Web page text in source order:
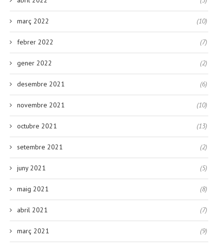
març 2022 (10)
febrer 2022 (7)
gener 2022 (2)
desembre 2021 (6)
novembre 2021 (10)
octubre 2021 (13)
setembre 2021 (2)
juny 2021 (5)
maig 2021 (8)
abril 2021 (7)
març 2021 (9)